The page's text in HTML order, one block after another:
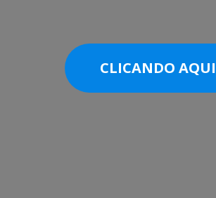
CLICANDO AQUI